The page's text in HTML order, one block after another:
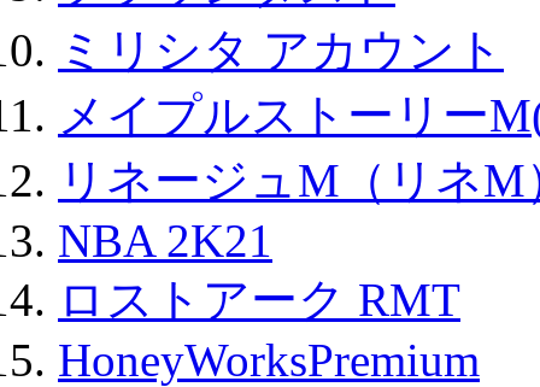
ミリシタ アカウント
メイプルストーリー
リネージュM（リネM
NBA 2K21
ロストアーク RMT
HoneyWorksPremium